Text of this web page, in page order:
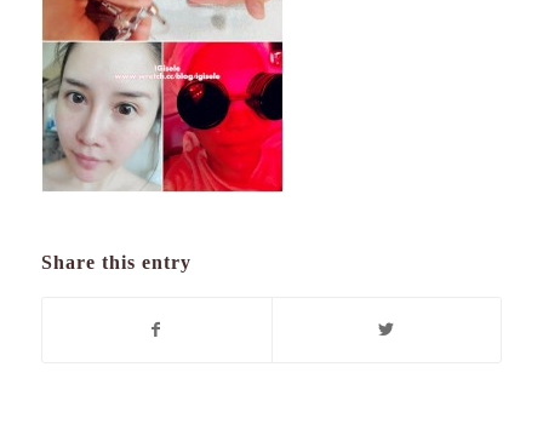
Share this entry